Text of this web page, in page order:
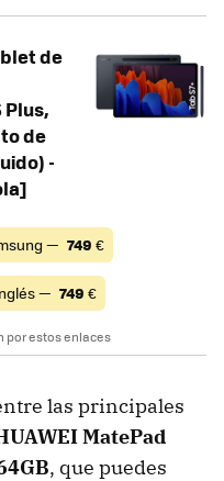
de
de
-
— 749 €
— 749 €
por estos enlaces
las principales
MatePad
, que puedes